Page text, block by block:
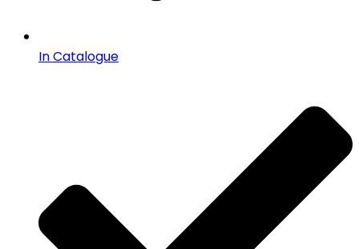
In Catalogue